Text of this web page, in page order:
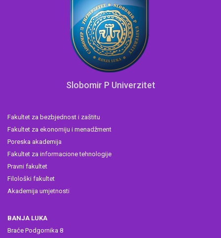
Slobomir P Univerzitet
Fakultet za bezbjednost i zaštitu
Fakultet za ekonomiju i menadžment
Poreska akademija
Fakultet za informacione tehnologije
Pravni fakultet
Filološki fakultet
Akademija umjetnosti
BANJA LUKA
Braće Podgornika 8